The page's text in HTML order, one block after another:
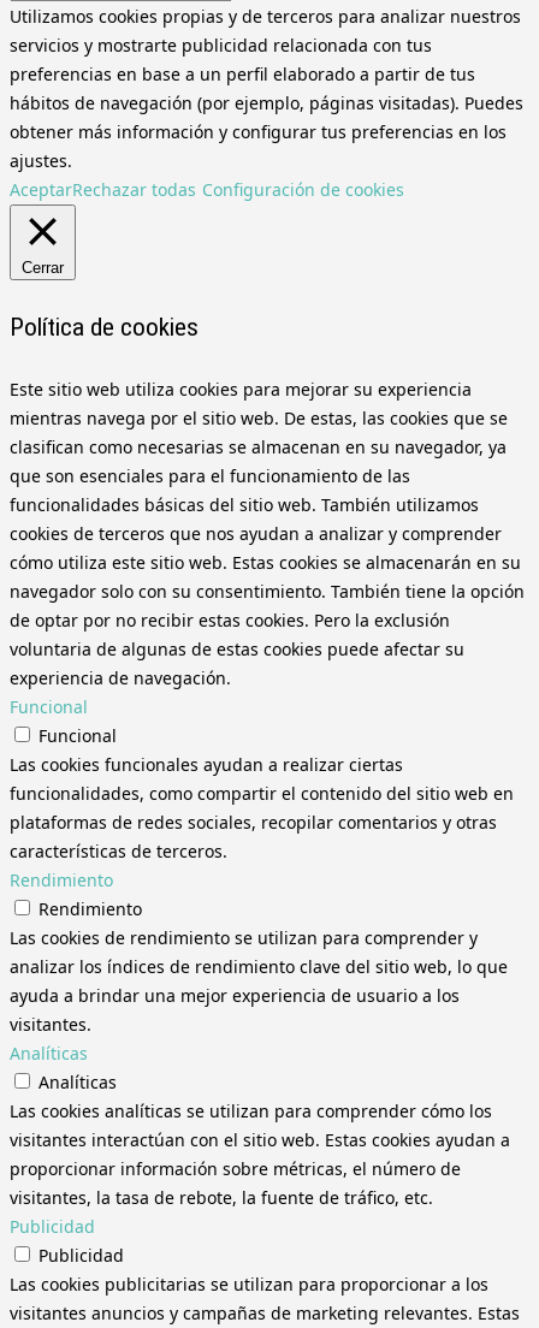
Utilizamos cookies propias y de terceros para analizar nuestros
servicios y mostrarte publicidad relacionada con tus
preferencias en base a un perfil elaborado a partir de tus
hábitos de navegación (por ejemplo, páginas visitadas). Puedes
obtener más información y configurar tus preferencias en los
ajustes.
AceptarRechazar todas Configuración de cookies
Cerrar
Política de cookies
Este sitio web utiliza cookies para mejorar su experiencia
mientras navega por el sitio web. De estas, las cookies que se
clasifican como necesarias se almacenan en su navegador, ya
que son esenciales para el funcionamiento de las
funcionalidades básicas del sitio web. También utilizamos
cookies de terceros que nos ayudan a analizar y comprender
cómo utiliza este sitio web. Estas cookies se almacenarán en su
navegador solo con su consentimiento. También tiene la opción
de optar por no recibir estas cookies. Pero la exclusión
voluntaria de algunas de estas cookies puede afectar su
experiencia de navegación.
Funcional
Funcional
Las cookies funcionales ayudan a realizar ciertas
funcionalidades, como compartir el contenido del sitio web en
plataformas de redes sociales, recopilar comentarios y otras
características de terceros.
Rendimiento
Rendimiento
Las cookies de rendimiento se utilizan para comprender y
analizar los índices de rendimiento clave del sitio web, lo que
ayuda a brindar una mejor experiencia de usuario a los
visitantes.
Analíticas
Analíticas
Las cookies analíticas se utilizan para comprender cómo los
visitantes interactúan con el sitio web. Estas cookies ayudan a
proporcionar información sobre métricas, el número de
visitantes, la tasa de rebote, la fuente de tráfico, etc.
Publicidad
Publicidad
Las cookies publicitarias se utilizan para proporcionar a los
visitantes anuncios y campañas de marketing relevantes. Estas